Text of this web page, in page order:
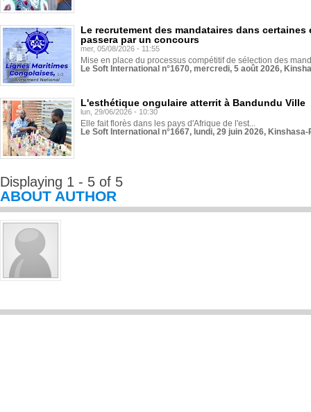
Le recrutement des mandataires dans
passera par un concours
mer, 05/08/2026 - 11:55
Mise en place du processus compétitif de sélection des
Le Soft International n°1670, mercredi, 5 août 2026,
L'esthétique ongulaire atterrit à Bandundu Ville
lun, 29/06/2026 - 10:30
Elle fait florès dans les pays d'Afrique de l'est...
Le Soft International n°1667, lundi, 29 juin 2026,
Displaying 1 - 5 of 5
ABOUT AUTHOR